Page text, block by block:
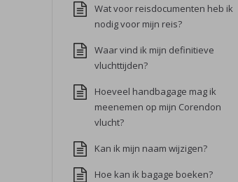
Wat voor reisdocumenten heb ik
nodig voor mijn reis?
Waar vind ik mijn definitieve
vluchttijden?
Hoeveel handbagage mag ik
meenemen op mijn Corendon
vlucht?
Kan ik mijn naam wijzigen?
Hoe kan ik bagage boeken?